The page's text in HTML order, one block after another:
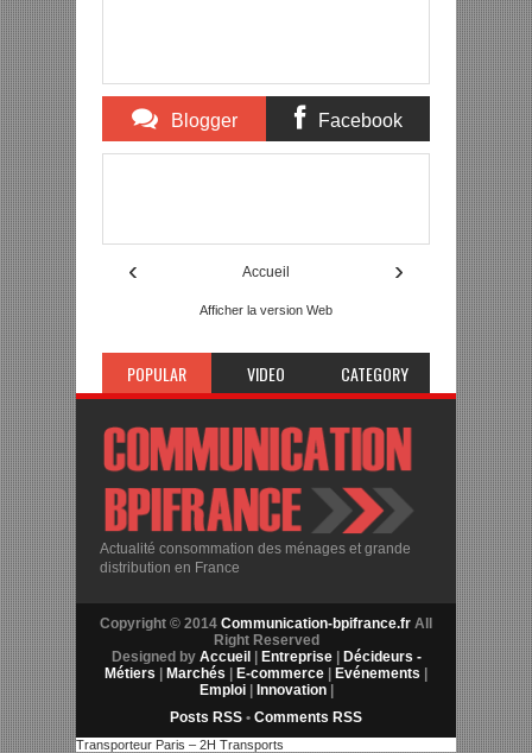
Blogger Facebook
‹ ›
Accueil
Afficher la version Web
POPULAR VIDEO CATEGORY
Actualité consommation des ménages et grande
distribution en France
Copyright © 2014 Communication-bpifrance.fr All
Right Reserved
Designed by Accueil| Entreprise| Décideurs -
Métiers | Marchés | E-commerce | Evénements |
Emploi| Innovation|
Posts RSS • Comments RSS
Transporteur Paris – 2H Transports